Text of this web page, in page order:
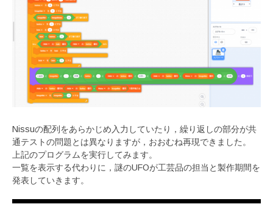
Nissuの配列をあらかじめ入力していたり，繰り返しの部分が共
通テストの問題とは異なりますが，おおむね再現できました。
上記のプログラムを実行してみます。
一覧を表示する代わりに，謎のUFOが工芸品の担当と製作期間を
発表していきます。